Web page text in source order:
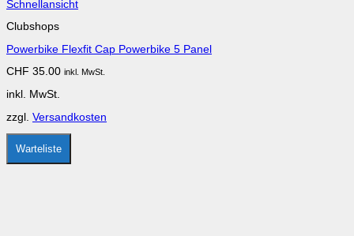
Dieses
weist
Varianten
Die
können
der
Produktseite
gewählt
Schnellansicht
Clubshops
Powerbike Flexfit Cap Powerbike 5 Panel
CHF 35.00 inkl. MwSt.
inkl. MwSt.
zzgl. Versandkosten
Warteliste